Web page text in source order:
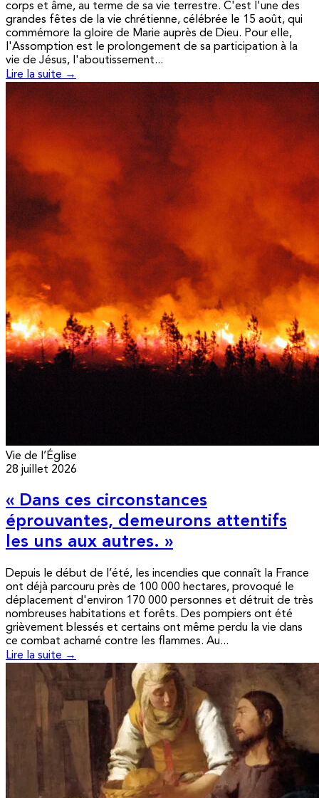
corps et âme, au terme de sa vie terrestre. C'est l'une des
grandes fêtes de la vie chrétienne, célébrée le 15 août, qui
commémore la gloire de Marie auprès de Dieu. Pour elle,
l'Assomption est le prolongement de sa participation à la
vie de Jésus, l'aboutissement...
Lire la suite →
Vie de l’Église
28 juillet 2026
« Dans ces circonstances
éprouvantes, demeurons attentifs
les uns aux autres. »
Depuis le début de l’été, les incendies que connaît la France
ont déjà parcouru près de 100 000 hectares, provoqué le
déplacement d'environ 170 000 personnes et détruit de très
nombreuses habitations et forêts. Des pompiers ont été
grièvement blessés et certains ont même perdu la vie dans
ce combat acharné contre les flammes. Au...
Lire la suite →